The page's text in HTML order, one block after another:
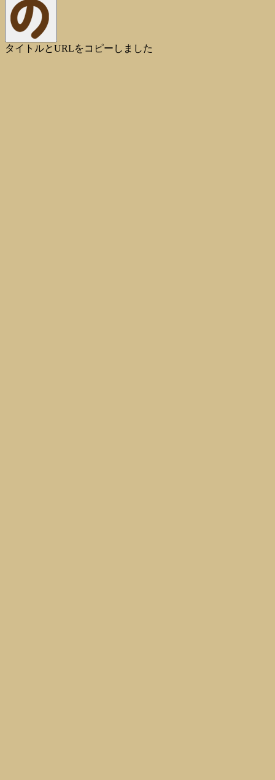
タイトルとURLをコピーしました